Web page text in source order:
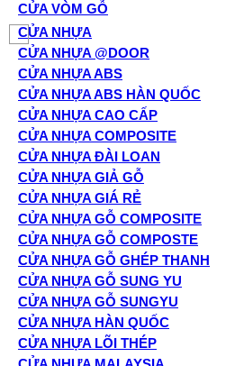
CỬA VÒM GỖ
CỬA NHỰA
CỬA NHỰA @DOOR
CỬA NHỰA ABS
CỬA NHỰA ABS HÀN QUỐC
CỬA NHỰA CAO CẤP
CỬA NHỰA COMPOSITE
CỬA NHỰA ĐÀI LOAN
CỬA NHỰA GIẢ GỖ
CỬA NHỰA GIÁ RẺ
CỬA NHỰA GỖ COMPOSITE
CỬA NHỰA GỖ COMPOSTE
CỬA NHỰA GỖ GHÉP THANH
CỬA NHỰA GỖ SUNG YU
CỬA NHỰA GỖ SUNGYU
CỬA NHỰA HÀN QUỐC
CỬA NHỰA LÕI THÉP